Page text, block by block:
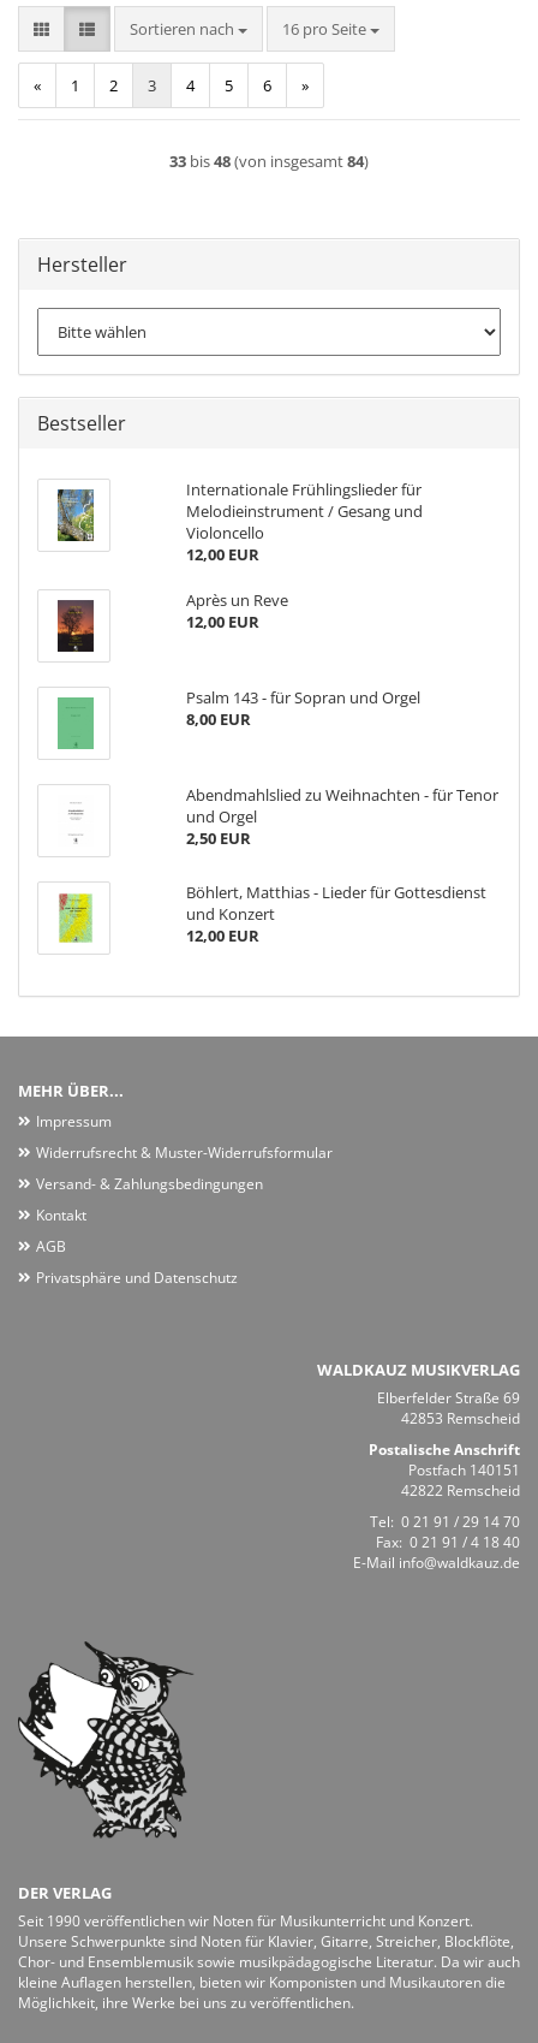
Sortieren nach
Sortieren nach 16 pro Seite
pro Seite
« 1 2 3 4 5 6 »
33 bis48(von insgesamt84)
Hersteller
Bestseller
Internationale Frühlingslieder für
Melodieinstrument / Gesang und
Violoncello
12,00 EUR
Après un Reve
12,00 EUR
Psalm 143 - für Sopran und Orgel
8,00 EUR
Abendmahlslied zu Weihnachten - für Tenor
und Orgel
2,50 EUR
Böhlert, Matthias - Lieder für Gottesdienst
und Konzert
12,00 EUR
MEHR ÜBER...
Impressum
Widerrufsrecht & Muster-Widerrufsformular
Versand- & Zahlungsbedingungen
Kontakt
AGB
Privatsphäre und Datenschutz
WALDKAUZ MUSIKVERLAG
Elberfelder Straße 69
42853 Remscheid
Postalische Anschrift
Postfach 140151
42822 Remscheid
Tel: 0 21 91 / 29 14 70
Fax: 0 21 91 / 4 18 40
E-Mail info@waldkauz.de
DER VERLAG
Seit 1990 veröffentlichen wir Noten für Musikunterricht und Konzert.
Unsere Schwerpunkte sind Noten für Klavier, Gitarre, Streicher, Blockflöte,
Chor- und Ensemblemusik sowie musikpädagogische Literatur. Da wir auch
kleine Auflagen herstellen, bieten wir Komponisten und Musikautoren die
Möglichkeit, ihre Werke bei uns zu veröffentlichen.